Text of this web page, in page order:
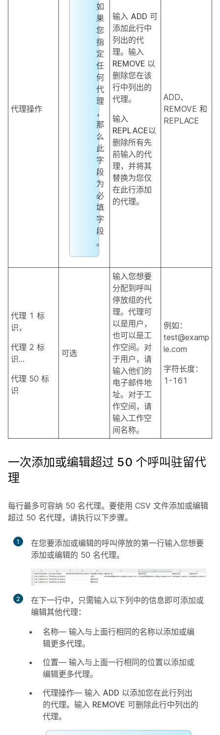
代理操作
如
果
您
指
定
任
何
代
理
，
那
么
此
字
段
为
必
填
字
段
。
输入 ADD 可
添加此行中
列出的代
理。输入
REMOVE 以
删除您在该
行中列出的
代理。
输入
REPLACE以
删除所有先
前输入的代
理，并将其
替换为您仅
在此行添加
的代理。
ADD、
REMOVE 和
REPLACE
代理 1 标
识，
代理 2 标
识...
代理 50 标
识
可选
输入您想要
分配到呼叫
停放组的代
理。代理可
以是用户，
也可以是工
作空间。对
于用户，请
输入他们的
电子邮件地
址。对于工
作空间，请
输入工作空
间名称。
例如：
test@examp
le.com
字符长度：
1-161
一次添加或编辑超过 50 个呼叫驻留代
理
每行最多可容纳 50 名代理。要使用 CSV 文件添加或编辑
超过 50 名代理，请执行以下步骤。
1
在您要添加或编辑的呼叫停放的第一行输入您想要
添加或编辑的 50 名代理。
2
在下一行中，只需输入以下列中的信息即可添加或
编辑其他代理：
名称— 输入与上面行相同的名称以添加或编
辑更多代理。
位置— 输入与上面一行相同的位置以添加或
编辑更多代理。
代理操作— 输入 ADD 以添加您在此行列出
的代理。输入 REMOVE 可删除此行中列出的
代理。